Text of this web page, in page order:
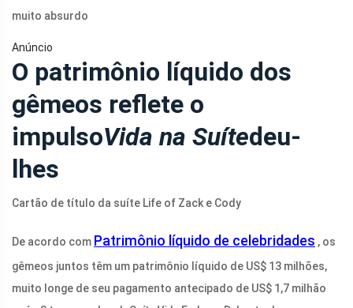
muito absurdo
Anúncio
O patrimônio líquido dos
gêmeos reflete o
impulsoVida na Suítedeu-
lhes
Cartão de título da suíte Life of Zack e Cody
De acordo com Patrimônio líquido de celebridades , os
gêmeos juntos têm um patrimônio líquido de US$ 13 milhões,
muito longe de seu pagamento antecipado de US$ 1,7 milhão